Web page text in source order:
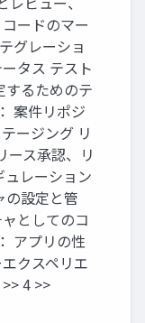
ードのマー
グレーショ
タス テスト
するためのテ
案件リポジ
ージング リ
ース承認、リ
ュレーション
の設定と管
としてのコ
アプリの性
クスペリエ
4 >>